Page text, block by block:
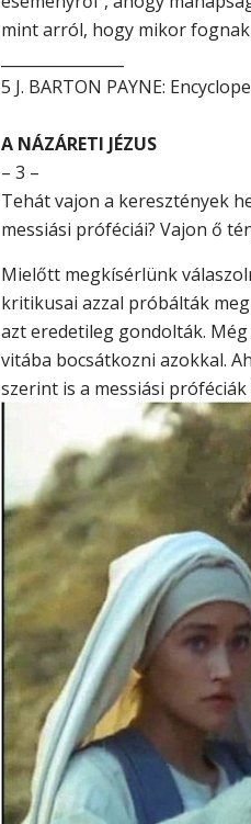
mint arról, hogy mikor
5 J. BARTON PAYNE:
A NÁZÁRETI JÉZUS
– 3 –
Tehát vajon a keresztények
messiási próféciái? Vajon ő
Mielőtt megkísérlünk
kritikusai azzal próbálták
azt eredetileg gondolták.
vitába bocsátkozni azokkal.
szerint is a messiási